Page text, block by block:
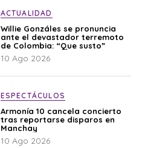
ACTUALIDAD
Willie Gonzáles se pronuncia
ante el devastador terremoto
de Colombia: “Que susto”
10 Ago 2026
ESPECTÁCULOS
Armonía 10 cancela concierto
tras reportarse disparos en
Manchay
10 Ago 2026